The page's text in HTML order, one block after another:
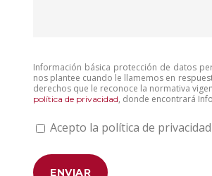
Información básica protección de datos
nos plantee cuando le llamemos en
derechos que le reconoce la normativa
política de privacidad, donde encontrará
Acepto la política de privacidad